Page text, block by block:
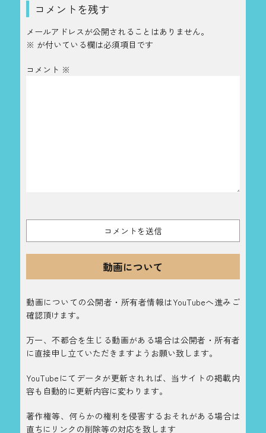
コメントを残す
メールアドレスが公開されることはありません。
※ が付いている欄は必須項目です
コメント ※
動画について
動画についての公開者・所有者情報はYouTubeへ進みご
確認頂けます。
万一、不都合を生じる動画がある場合は公開者・所有者
に直接申し立ていただきますようお願い致します。
YouTubeにてデータが更新されれば、当サイトの掲載内
容も自動的に更新内容に変わります。
著作権等、何らかの権利を侵害するおそれがある場合は
直ちにリンクの削除等の対応を致します